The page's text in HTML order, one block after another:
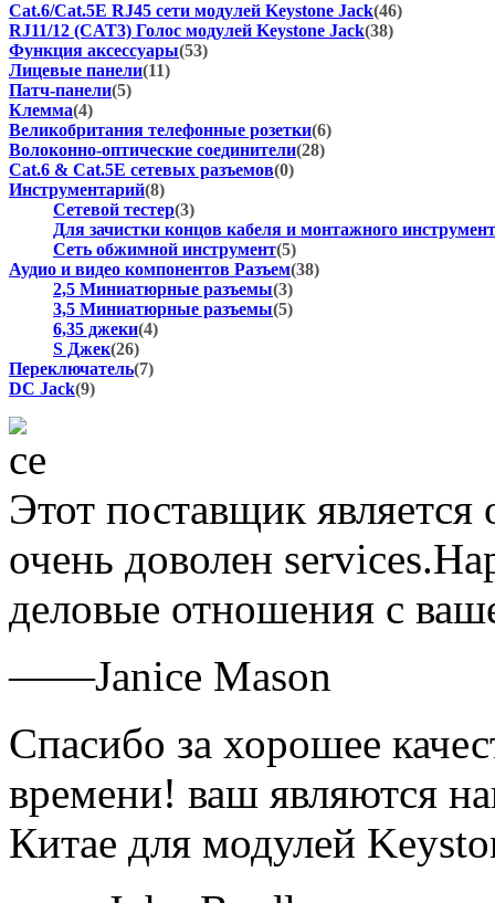
Cat.6/Cat.5E RJ45 сети модулей Keystone Jack(46)
RJ11/12 (CAT3) Голос модулей Keystone Jack(38)
Функция аксессуары(53)
Лицевые панели(11)
Патч-панели(5)
Клемма(4)
Великобритания телефонные розетки(6)
Волоконно-оптические соединители(28)
Cat.6 & Cat.5E сетевых разъемов(0)
Инструментарий(8)
Сетевой тестер(3)
Для зачистки концов кабеля и монтажного
Сеть обжимной инструмент(5)
Аудио и видео компонентов Разъем(38)
2,5 Миниатюрные разъемы(3)
3,5 Миниатюрные разъемы(5)
6,35 джеки(4)
S Джек(26)
Переключатель(7)
DC Jack(9)
Этот поставщик является
очень доволен
деловые отношения с
——Janice Mason
Спасибо за хорошее
времени! ваш являются
Китае для модулей